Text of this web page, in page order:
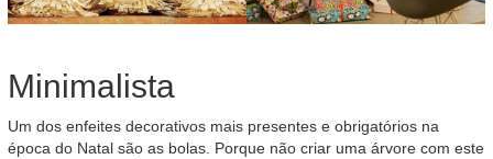
Minimalista
Um dos enfeites decorativos mais presentes e obrigatórios na
época do Natal são as bolas. Porque não criar uma árvore com este